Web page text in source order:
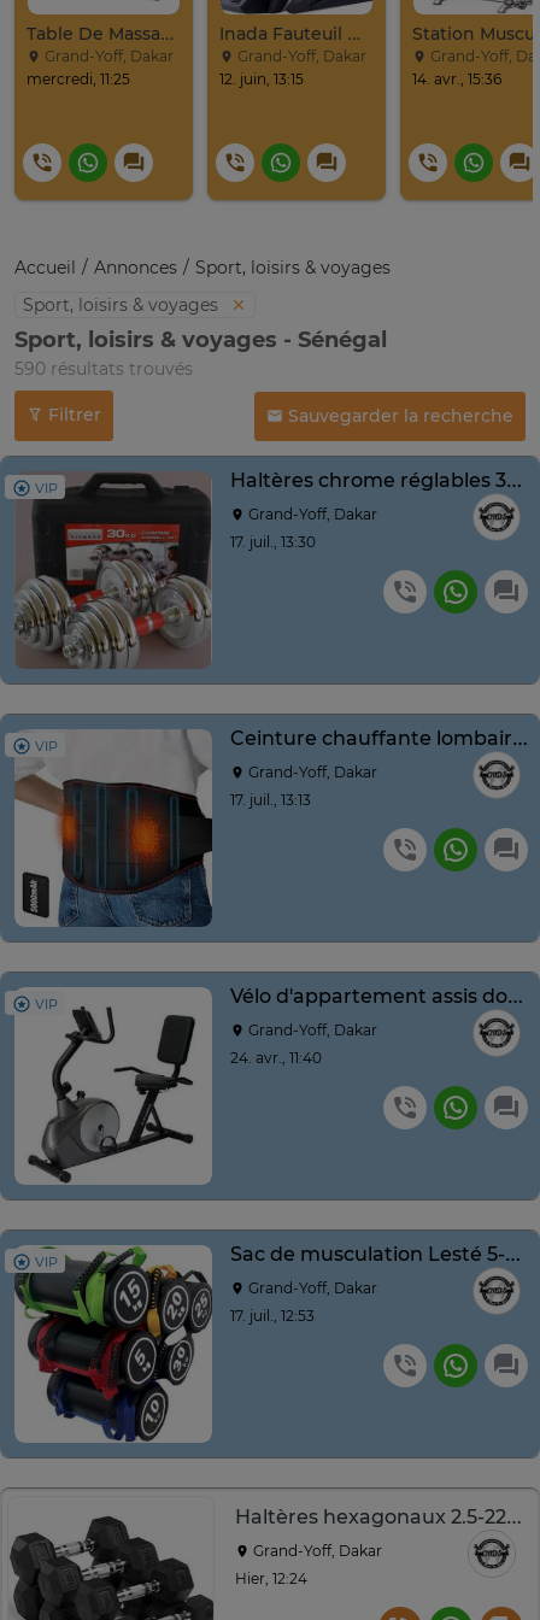
Table De Massage Pliante Bois Avec Accessoires Noirs
Grand-Yoff, Dakar
mercredi, 11:25
Inada Fauteuil Massage Complet Corps
Grand-Yoff, Dakar
12. juin, 13:15
Grand-Yoff,
14. avr., 15:36
Accueil Annonces
Sport, loisirs & voyages
Sport, loisirs & voyages
Sport, loisirs & voyages - Sénégal
590 résultats trouvés
Filtrer Sauvegarder la recherche
VIP Haltères chrome réglables 30 kg avec mallette
Grand-Yoff, Dakar
17. juil., 13:30
VIP Ceinture chauffante lombaire rechargeable 5000mAh noire
Grand-Yoff, Dakar
17. juil., 13:13
VIP Vélo d'appartement assis dossier ergonomique noir
Grand-Yoff, Dakar
24. avr., 11:40
VIP Sac de musculation Lesté 5-30 kg couleurs variées
Grand-Yoff, Dakar
17. juil., 12:53
Haltères hexagonaux 2.5-22.5 kg caoutchouc noir
Grand-Yoff, Dakar
Hier, 12:24